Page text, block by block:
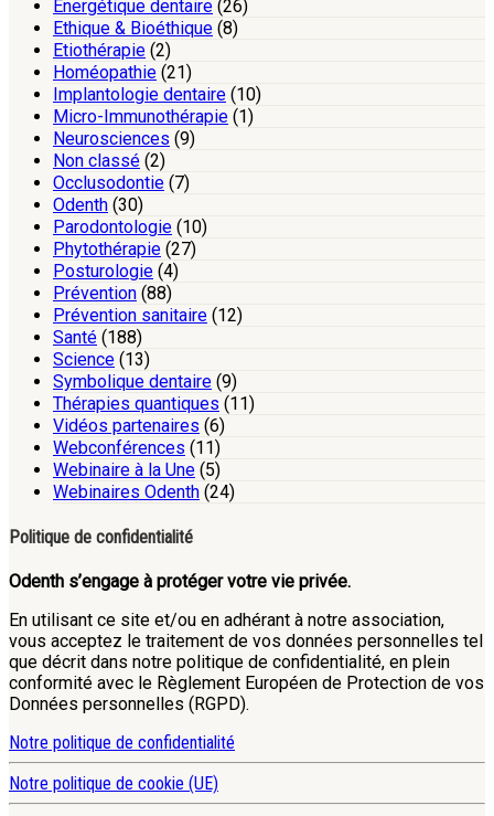
Energétique dentaire (26)
Ethique & Bioéthique (8)
Etiothérapie (2)
Homéopathie (21)
Implantologie dentaire (10)
Micro-Immunothérapie (1)
Neurosciences (9)
Non classé (2)
Occlusodontie (7)
Odenth (30)
Parodontologie (10)
Phytothérapie (27)
Posturologie (4)
Prévention (88)
Prévention sanitaire (12)
Santé (188)
Science (13)
Symbolique dentaire (9)
Thérapies quantiques (11)
Vidéos partenaires (6)
Webconférences (11)
Webinaire à la Une (5)
Webinaires Odenth (24)
Politique de confidentialité
Odenth s’engage à protéger votre vie privée.
En utilisant ce site et/ou en adhérant à notre association,
vous acceptez le traitement de vos données personnelles tel
que décrit dans notre politique de confidentialité, en plein
conformité avec le Règlement Européen de Protection de vos
Données personnelles (RGPD).
Notre politique de confidentialité
Notre politique de cookie (UE)